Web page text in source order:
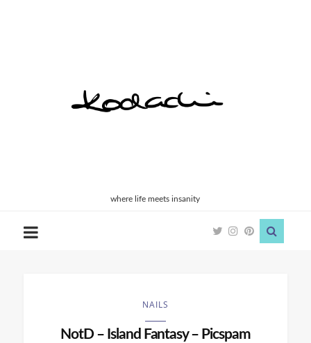
where life meets insanity
NAILS
NotD – Island Fantasy – Picspam